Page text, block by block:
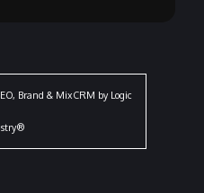
Brand & MixCRM by Logic